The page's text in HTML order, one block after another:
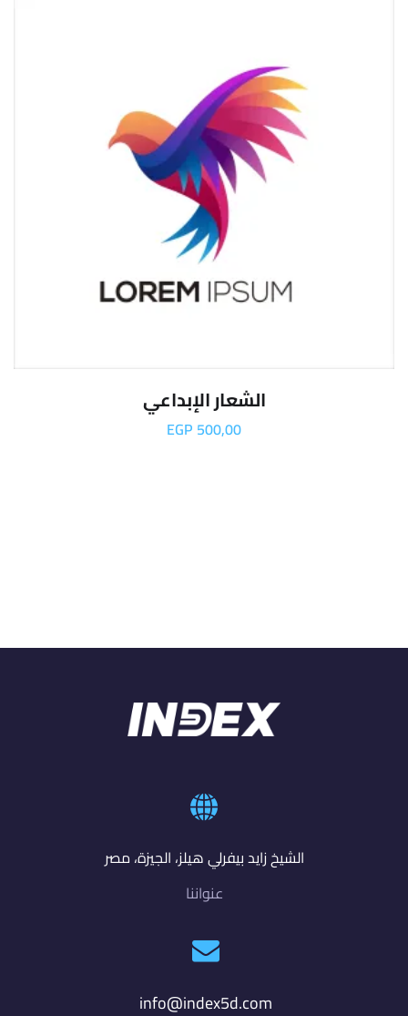
الشعار الإبداعي
EGP 500,00
الشيخ زايد بيفرلي هيلز، الجيزة، مصر
عنواننا
info@index5d.com